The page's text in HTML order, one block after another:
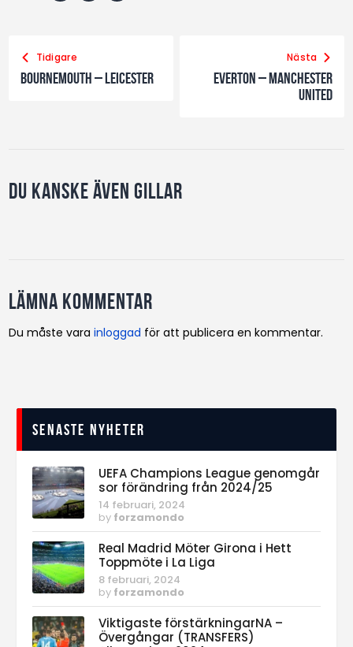
Tidigare
Bournemouth – Leicester
Nästa
Everton – Manchester
United
Du kanske även gillar
Lämna kommentar
Du måste varainloggad för att publicera en kommentar.
Senaste nyheter
UEFA Champions League genomgår
sor förändring från 2024/25
14 februari, 2024
by forzamondo
Real Madrid Möter Girona i Hett
Toppmöte i La Liga
8 februari, 2024
by forzamondo
Viktigaste förstärkningarNA –
Övergångar (TRANSFERS)